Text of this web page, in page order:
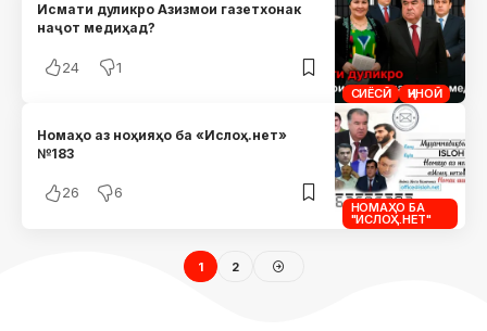
СИЁСӢ ҶИНОӢ
Исмати дуликро Азизмои газетхонак
наҷот медиҳад?
24 1
НОМАҲО БА
"ИСЛОҲ.НЕТ"
Номаҳо аз ноҳияҳо ба «Ислоҳ.нет»
№183
26 6
1 2